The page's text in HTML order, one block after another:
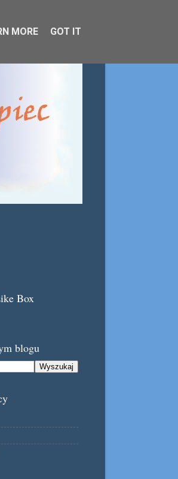
Box
blogu
MORE GOT IT